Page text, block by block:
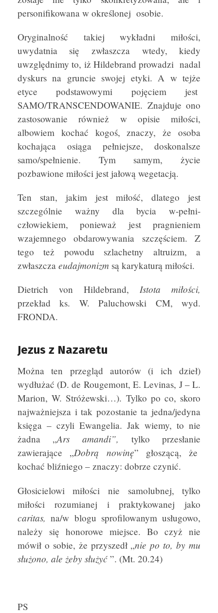
personifikowana w określonej osobie.
Oryginalność takiej wykładni miłości,
uwydatnia się zwłaszcza wtedy, kiedy
uwzględnimy to, iż Hildebrand prowadzi nadal
dyskurs na gruncie swojej etyki. A w tejże
etyce podstawowymi pojęciem jest
SAMO/TRANSCENDOWANIE. Znajduje ono
zastosowanie również w opisie miłości,
albowiem kochać kogoś, znaczy, że osoba
kochająca osiąga pełniejsze, doskonalsze
samo/spełnienie. Tym samym, życie
pozbawione miłości jest jałową wegetacją.
Ten stan, jakim jest miłość, dlatego jest
szczególnie ważny dla bycia w-pełni-
człowiekiem, ponieważ jest pragnieniem
wzajemnego obdarowywania szczęściem. Z
tego też powodu szlachetny altruizm, a
zwłaszcza eudajmonizmsą karykaturą miłości.
Dietrich von Hildebrand,Istota miłości,
przekład ks. W. Paluchowski CM, wyd.
FRONDA.
Jezus z Nazaretu
Można ten przegląd autorów (i ich dzieł)
wydłużać (D. de Rougemont, E. Levinas, J – L.
Marion, W. Stróżewski…). Tylko po co, skoro
najważniejsza i tak pozostanie ta jedna/jedyna
księga – czyli Ewangelia. Jak wiemy, to nie
żadna „Ars amandi”, tylko przesłanie
zawierające „Dobrą nowinę” głoszącą, że
kochać bliźniego – znaczy: dobrze czynić.
Głosicielowi miłości nie samolubnej, tylko
miłości rozumianej i praktykowanej jako
caritas,na/w blogu sprofilowanym usługowo,
należy się honorowe miejsce. Bo czyż nie
mówił o sobie, że przyszedł „nie po to, by mu
służono, ale żeby służyć”. (Mt. 20.24)
PS